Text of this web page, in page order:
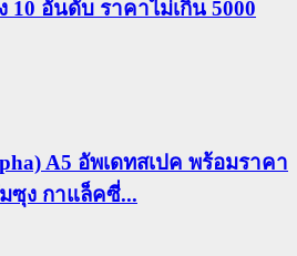
10 อันดับ ราคาไม่เกิน 5000
A5 อัพเดทสเปค พร้อมราคา
ซุง กาแล็คซี่...